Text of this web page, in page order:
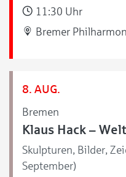
11:30 Uhr
Bremer
8. AUG.
Bremen
Klaus Hack –
Skulpturen, Bilder,
September)